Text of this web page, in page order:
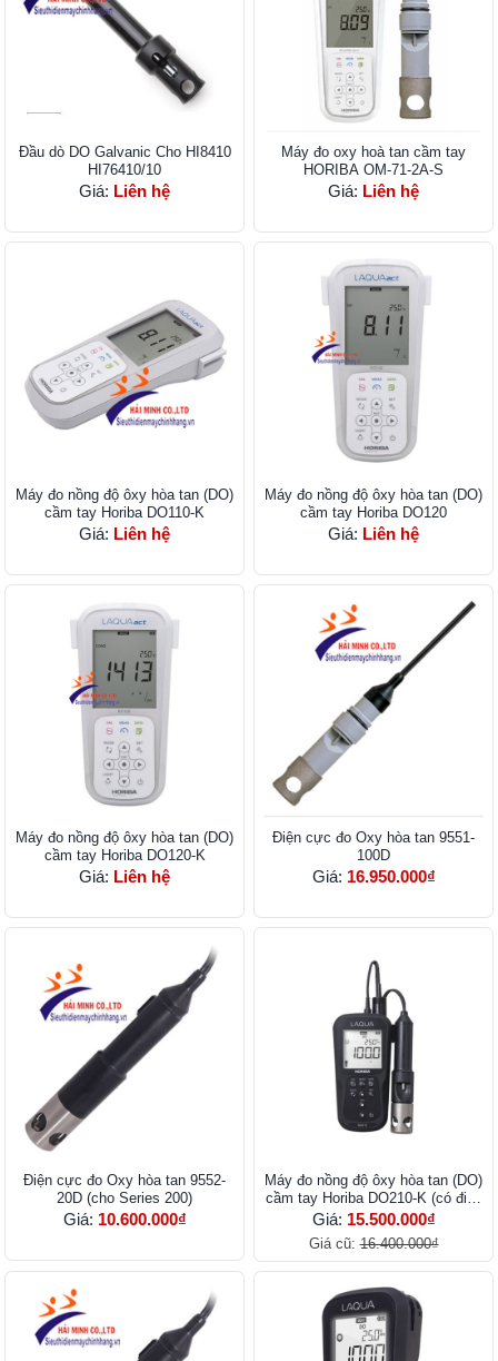
Đầu dò DO Galvanic Cho HI8410
HI76410/10
Giá: Liên hệ
Máy đo oxy hoà tan cầm tay
HORIBA OM-71-2A-S
Giá: Liên hệ
Máy đo nồng độ ôxy hòa tan (DO)
cầm tay Horiba DO110-K
Giá: Liên hệ
Máy đo nồng độ ôxy hòa tan (DO)
cầm tay Horiba DO120
Giá: Liên hệ
Máy đo nồng độ ôxy hòa tan (DO)
cầm tay Horiba DO120-K
Giá: Liên hệ
Điện cực đo Oxy hòa tan 9551-
100D
Giá: 16.950.000₫
Điện cực đo Oxy hòa tan 9552-
20D (cho Series 200)
Giá: 10.600.000₫
Máy đo nồng độ ôxy hòa tan (DO)
cầm tay Horiba DO210-K (có điện
cực)
Giá: 15.500.000₫
Giá cũ:16.400.000₫